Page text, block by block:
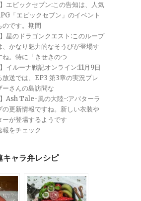
】エピックセブン:この告知は、人気
「エピックセブン」のイベント
のです。期間
】星のドラゴンクエスト:このループ
、かなり魅力的なそうびが登場す
ね。特に「きせきのつ
】イルーナ戦記オンライン:11月9日
放送では、EP3 第3章の実況プレ
ーさんの島訪問な
】Ash Tale-風の大陸-:アバターラ
の更新情報ですね。新しい衣装や
ーが登場するようです
報をチェック
キャラ弁レシピ